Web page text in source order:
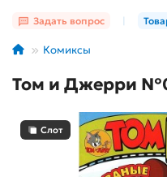
Задать вопрос
Комиксы
Том и Джерри
Слот